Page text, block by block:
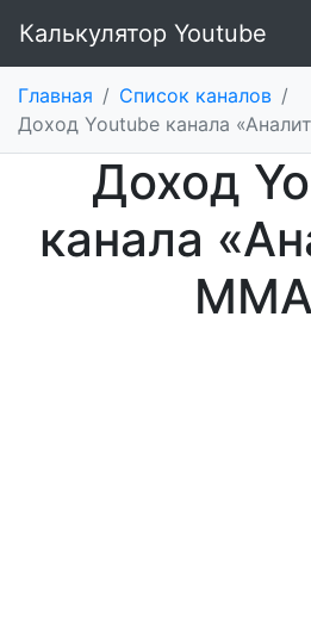
Калькулятор Youtube
Главная / Список каналов /
Доход Youtube канала
Доход
канала